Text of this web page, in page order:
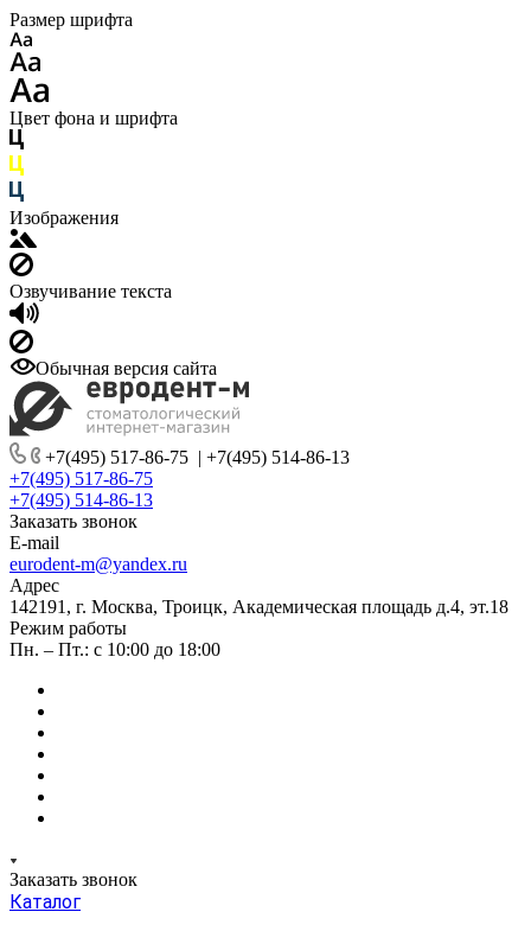
Размер шрифта
Цвет фона и шрифта
Изображения
Озвучивание текста
Обычная версия сайта
+7(495) 517-86-75 | +7(495) 514-86-13
+7(495) 517-86-75
+7(495) 514-86-13
Заказать звонок
E-mail
eurodent-m@yandex.ru
Адрес
142191, г. Москва, Троицк, Академическая площадь д.4, эт.18
Режим работы
Пн. – Пт.: с 10:00 до 18:00
Заказать звонок
Каталог